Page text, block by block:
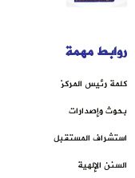
روابط مهمة
كلمة رئيس المركز
بحوث وإصدارات
استشراف المستقبل
السنن الإلهية